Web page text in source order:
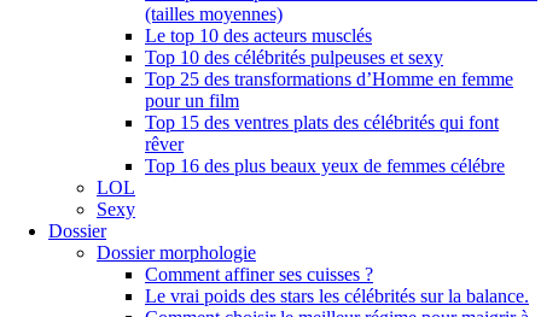
(tailles moyennes)
Le top 10 des acteurs musclés
Top 10 des célébrités pulpeuses et sexy
Top 25 des transformations d’Homme en femme
pour un film
Top 15 des ventres plats des célébrités qui font
rêver
Top 16 des plus beaux yeux de femmes célébre
LOL
Sexy
Dossier
Dossier morphologie
Comment affiner ses cuisses ?
Le vrai poids des stars les célébrités sur la balance.